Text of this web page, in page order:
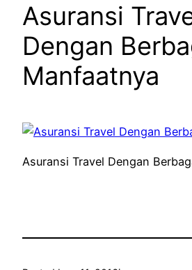
Asuransi
Dengan
Manfaatnya
Asuransi Travel Dengan